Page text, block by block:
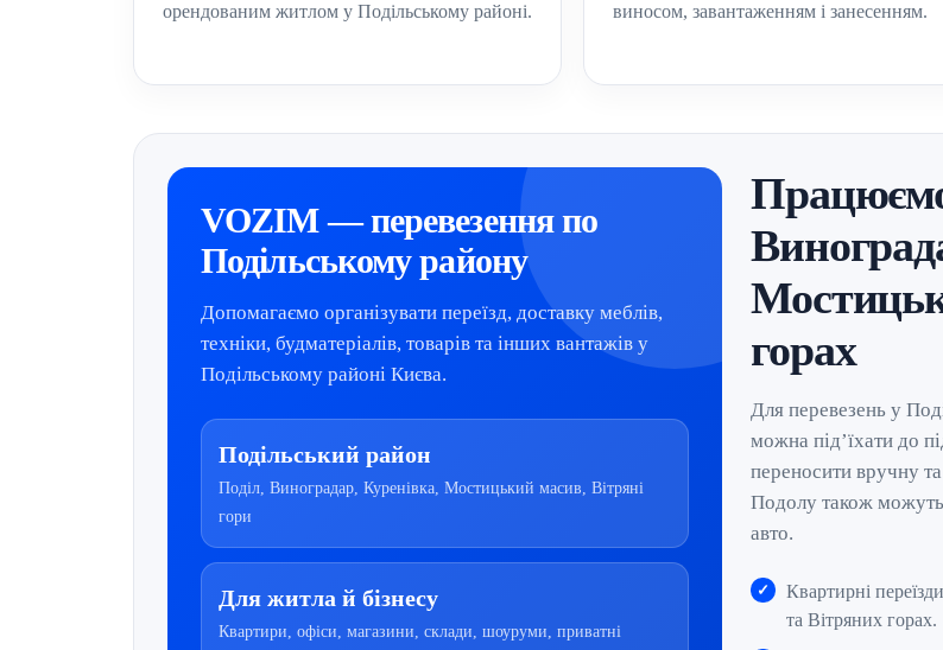
орендованим житлом у Подільському районі.
виносом, завантаженням і занесенням.
VOZIM — перевезення по
Подільському району
Допомагаємо організувати переїзд, доставку меблів,
техніки, будматеріалів, товарів та інших вантажів у
Подільському районі Києва.
Подільський район
Поділ, Виноградар, Куренівка, Мостицький масив, Вітряні
гори
Для житла й бізнесу
Квартири, офіси, магазини, склади, шоуруми, приватні
горах
Для перевезень у
можна під’їхати до
переносити вручну
Подолу також можуть
авто.
Квартирні
та Вітряних горах.